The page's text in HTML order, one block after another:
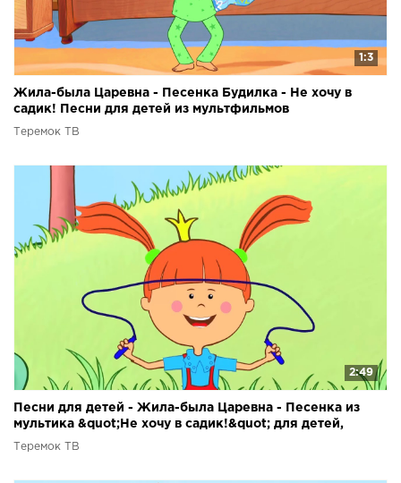
1:3
Жила-была Царевна - Песенка Будилка - Не хочу в
садик! Песни для детей из мультфильмов
Теремок ТВ
2:49
Песни для детей - Жила-была Царевна - Песенка из
мультика &quot;Не хочу в садик!&quot; для детей,
малышей
Теремок ТВ